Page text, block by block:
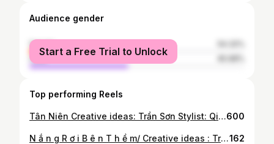
Audience gender
female
male
Start a Free Trial to Unlock
Top performing Reels
Tân Niên Creative ideas: Trần Sơn Stylist: Qing Qing Make : Lina Hiền Hair: Như Luyến Nguyễn Ast: Hoa Nguyễn ,Hà Mai Phương, Nguyễn Lan Anh Trang phục: La Qing Photo: #EvillLoo #Dwstudio600
N ắ n g R ơ i B ê n T h ề m/ Creative ideas : Trần Sơn Mod: Qing Qing Stylist: Qing Qing Photo: #EvillLoo #DWstudio #laqing162